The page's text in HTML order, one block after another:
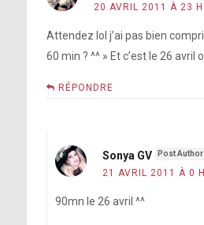
20 AVRIL 2011 À 23
Attendez lol j’ai pas bien
60 min ? ^^ » Et c’est le 26 avril
RÉPONDRE
Sonya GV
21 AVRIL 2011 À 0
90mn le 26 avril ^^